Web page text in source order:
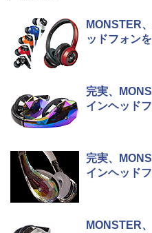
MONSTER
ッドフォン
完実、
インヘッド
完実、
インヘッド
MONSTER